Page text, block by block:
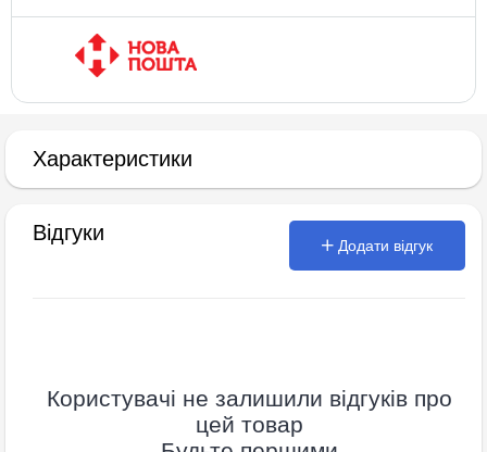
Характеристики
Відгуки
Додати відгук
Користувачі не залишили відгуків про
цей товар